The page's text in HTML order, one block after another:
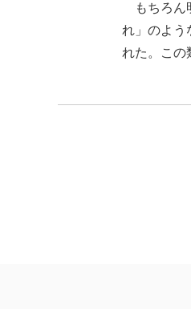
もちろん
れ」のよう
れた。この